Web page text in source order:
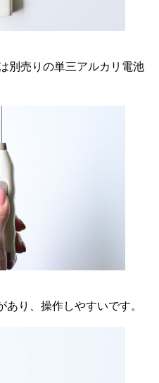
別売りの単三アルカリ電池
り、操作しやすいです。